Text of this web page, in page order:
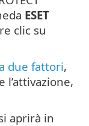
ESET
clic su
due fattori,
l’attivazione,
aprirà in